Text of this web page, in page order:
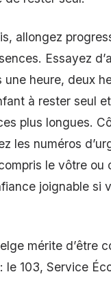
allongez
Essayez
une heure, deux
à rester seul
plus longues.
les numéros
le vôtre ou
joignable si
mérite d’être
le 103, Service